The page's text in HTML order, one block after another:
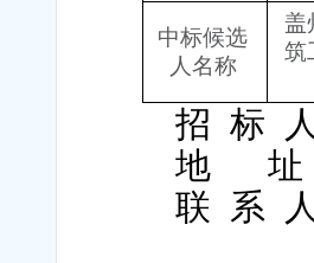
中标候选
人名称
盖
筑
招 标
地
址
联 系